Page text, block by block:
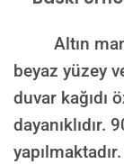
Altın
beyaz yüzey
duvar kağıdı
dayanıklıdır.